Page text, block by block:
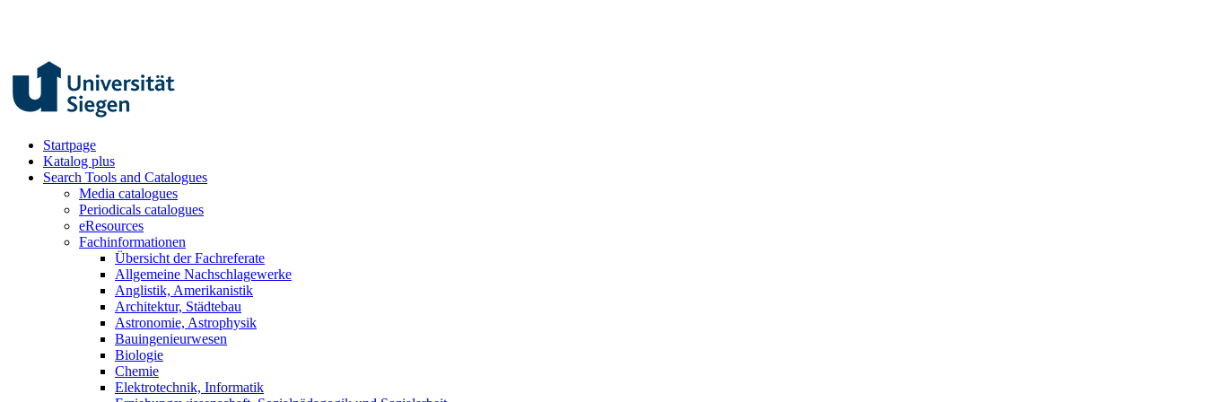
Startpage
Katalog plus
Search Tools and Catalogues
Media catalogues
Periodicals catalogues
eResources
Fachinformationen
Übersicht der Fachreferate
Allgemeine Nachschlagewerke
Anglistik, Amerikanistik
Architektur, Städtebau
Astronomie, Astrophysik
Bauingenieurwesen
Biologie
Chemie
Elektrotechnik, Informatik